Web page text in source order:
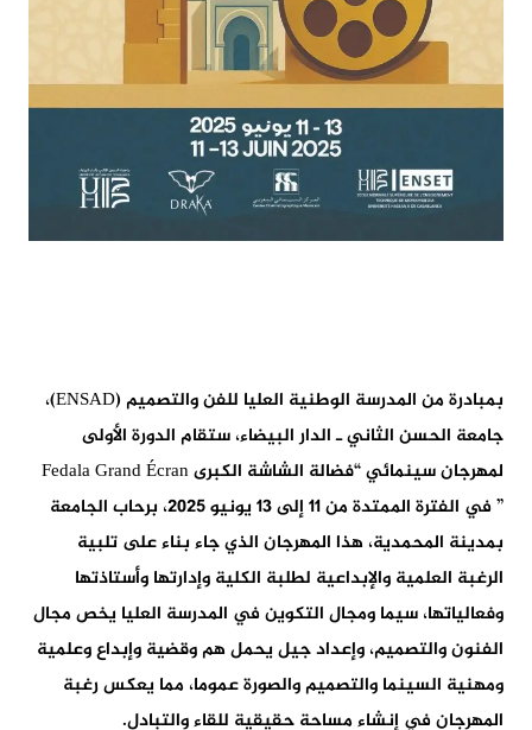
بمبادرة من المدرسة الوطنية العليا للفن والتصميم (ENSAD)،
جامعة الحسن الثاني ـ الدار البيضاء، ستقام الدورة الأولى
لمهرجان سينمائي “فضالة الشاشة الكبرى Fedala Grand Écran
” في الفترة الممتدة من 11 إلى 13 يونيو 2025، برحاب الجامعة
بمدينة المحمدية، هذا المهرجان الذي جاء بناء على تلبية
الرغبة العلمية والإبداعية لطلبة الكلية وإدارتها وأستاذتها
وفعالياتها، سيما ومجال التكوين في المدرسة العليا يخص مجال
الفنون والتصميم، وإعداد جيل يحمل هم وقضية وإبداع وعلمية
ومهنية السينما والتصميم والصورة عموما، مما يعكس رغبة
المهرجان في إنشاء مساحة حقيقية للقاء والتبادل.